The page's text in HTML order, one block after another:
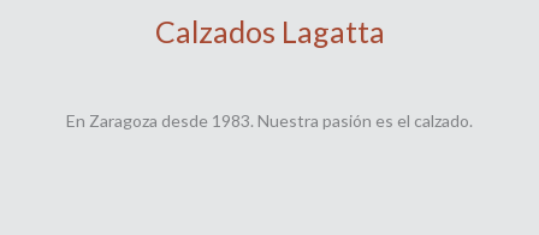
Calzados Lagatta
En Zaragoza desde 1983. Nuestra pasión es el calzado.